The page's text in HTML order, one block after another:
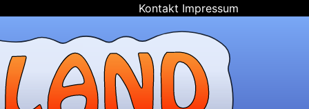
Kontakt Impressum